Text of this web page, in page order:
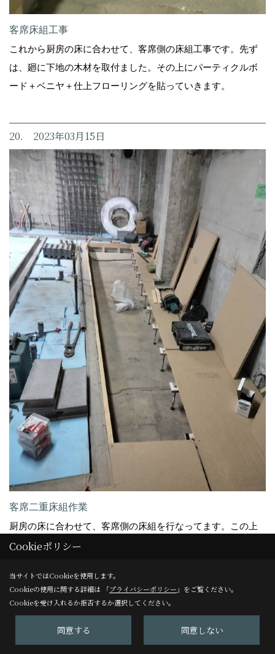
客席床組工事
これから厨房の床に合わせて、客席側の床組工事です。先ず
は、廻に下地の木材を取付ました。その上にパーティクルボ
ード＋ベニヤ＋仕上フローリングを貼っていきます。
20. 2023年03月15日
客席二重床組作業
厨房の床に合わせて、客席側の床組を行なってます。この上
にベニヤを貼り仕上げは12mmのフローリングです。また、ガ
たままにしてます。
21. 2023年03月16日
Cookieポリシー
当サイトではCookieを使用します。
Cookieの使用に関する詳細は 「プライバシーポリシー 」をご覧ください。
Cookieを受け入れるか拒否するか選択してください。
同意する 同意しない